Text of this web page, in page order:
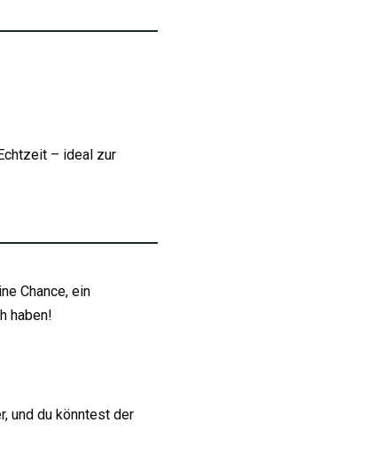
– ideal zur
Chance, ein
haben!
und du könntest der